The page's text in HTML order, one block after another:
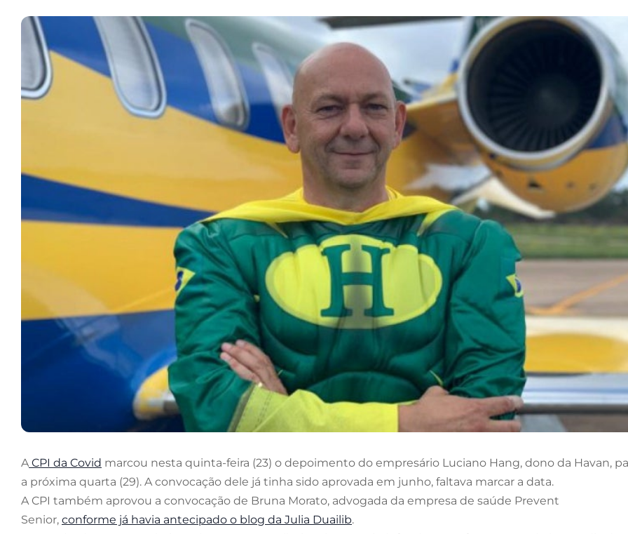
ACPI da Covid marcou nesta quinta-feira (23) o depoimento do empresário Luciano Hang, dono da Havan,
a próxima quarta (29). A convocação dele já tinha sido aprovada em junho, faltava marcar a data.
A CPI também aprovou a convocação de Bruna Morato, advogada da empresa de saúde Prevent
Senior, conforme já havia antecipado o blog da Julia Duailib.